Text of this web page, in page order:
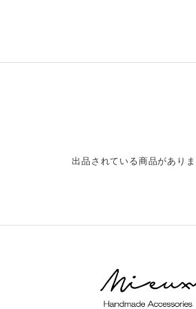
出品されている商品があり